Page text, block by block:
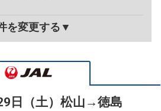
を変更する▼
日（土） 松山 →徳島